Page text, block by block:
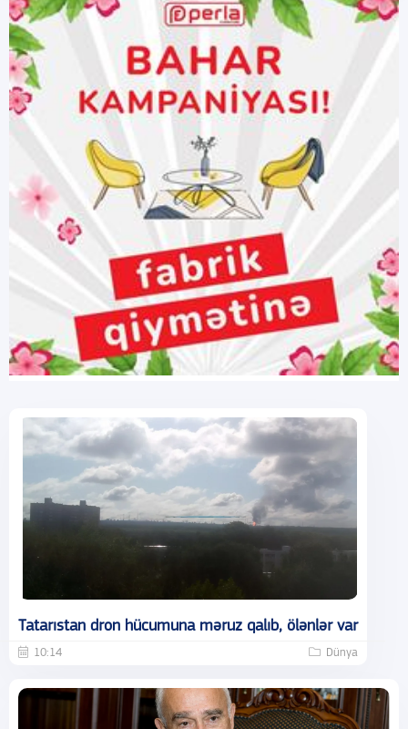
Tatarıstan dron hücumuna məruz qalıb, ölənlər var
10:14 Dünya